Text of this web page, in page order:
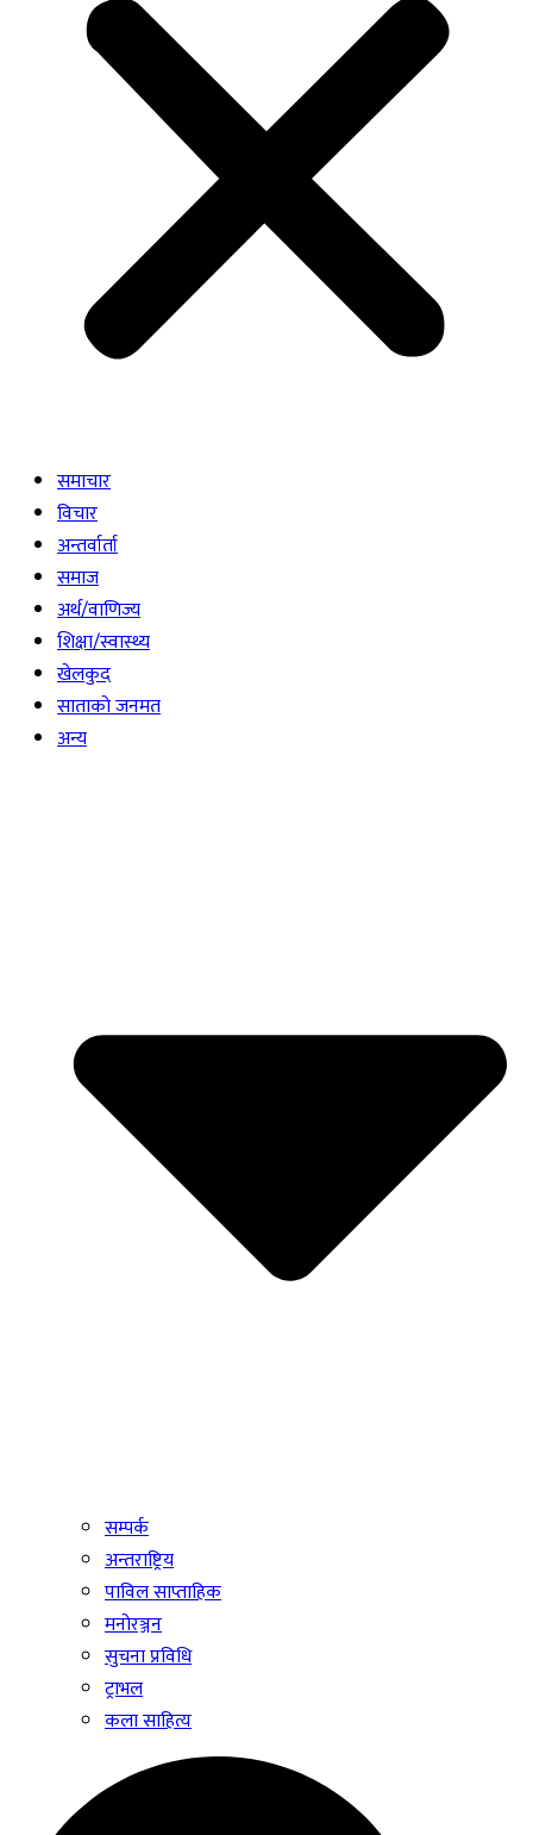
समाचार
विचार
अन्तर्वार्ता
समाज
अर्थ/वाणिज्य
शिक्षा/स्वास्थ्य
खेलकुद
साताकाे जनमत
अन्य
सम्पर्क
अन्तराष्ट्रिय
पाविल साप्ताहिक
मनोरञ्जन
सुचना प्रविधि
ट्राभल
कला साहित्य